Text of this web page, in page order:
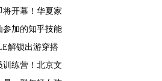
助力中国电影发
将开幕！华夏家
参加的知乎技能
解锁出游穿搭
训练营！北京文